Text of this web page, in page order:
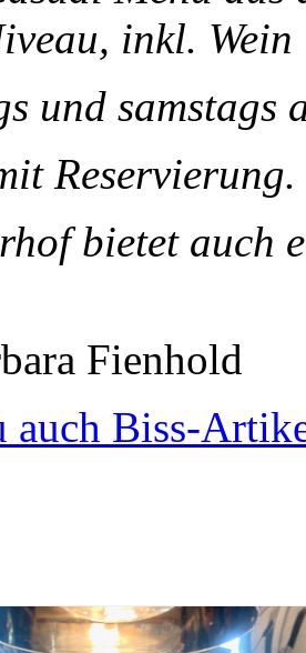
inkl. Wein
und samstags
Reservierung.
bietet auch
Fienhold
auch Biss-